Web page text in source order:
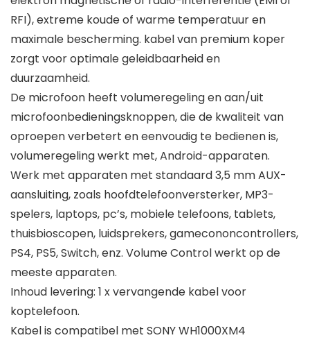
RFI), extreme koude of warme temperatuur en
maximale bescherming. kabel van premium koper
zorgt voor optimale geleidbaarheid en
duurzaamheid.
De microfoon heeft volumeregeling en aan/uit
microfoonbedieningsknoppen, die de kwaliteit van
oproepen verbetert en eenvoudig te bedienen is,
volumeregeling werkt met, Android-apparaten.
Werk met apparaten met standaard 3,5 mm AUX-
aansluiting, zoals hoofdtelefoonversterker, MP3-
spelers, laptops, pc’s, mobiele telefoons, tablets,
thuisbioscopen, luidsprekers, gamecononcontrollers,
PS4, PS5, Switch, enz. Volume Control werkt op de
meeste apparaten.
Inhoud levering: 1 x vervangende kabel voor
koptelefoon.
Kabel is compatibel met SONY WH1000XM4